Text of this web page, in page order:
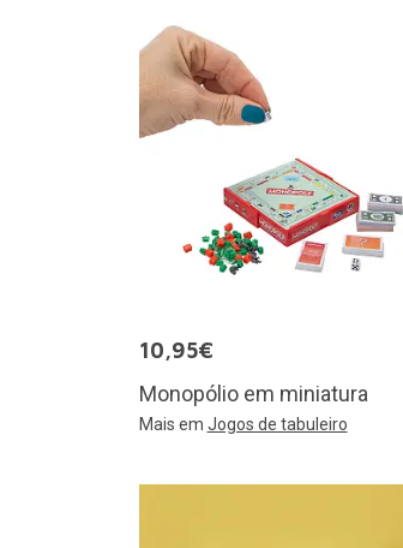
10,95€
Monopólio em miniatura
Mais em Jogos de tabuleiro